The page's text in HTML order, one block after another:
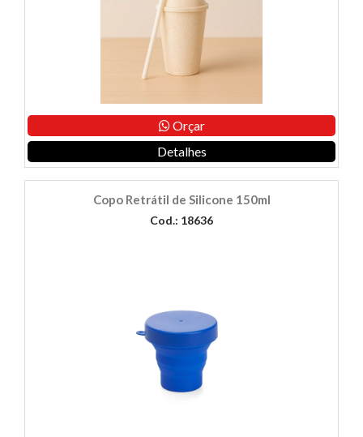
Orçar
Detalhes
Copo Retrátil de Silicone 150ml
Cod.: 18636